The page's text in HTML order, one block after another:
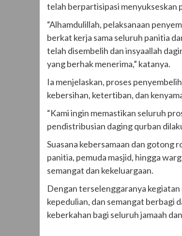
telah berpartisipasi menyukseskan
“Alhamdulillah, pelaksanaan
berkat kerja sama seluruh panitia
telah disembelih dan insyaallah
yang berhak menerima,” katanya.
Ia menjelaskan, proses
kebersihan, ketertiban, dan
“Kami ingin memastikan seluruh
pendistribusian daging qurban
Suasana kebersamaan dan gotong
panitia, pemuda masjid, hingga
semangat dan kekeluargaan.
Dengan terselenggaranya
kepedulian, dan semangat berbagi
keberkahan bagi seluruh jamaah